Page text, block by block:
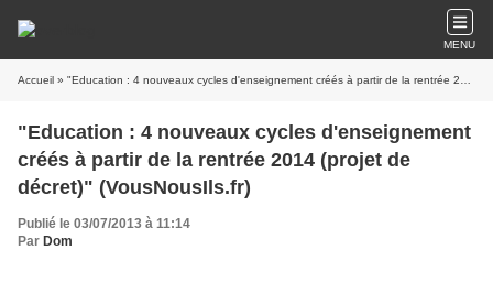
MENU
Accueil » "Education : 4 nouveaux cycles d'enseignement créés à partir de la rentrée 2014 (projet de décret)" (VousNousIls.fr)
"Education : 4 nouveaux cycles d'enseignement
créés à partir de la rentrée 2014 (projet de
décret)" (VousNousIls.fr)
Publié le 03/07/2013 à 11:14
Par Dom